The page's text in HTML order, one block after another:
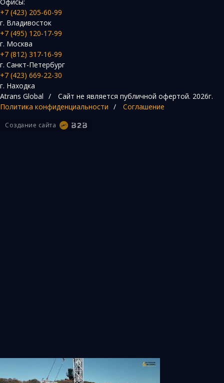
+7 (423) 205-60-99
г. Владивосток
+7 (495) 120-17-99
г. Москва
+7 (812) 317-16-99
г. Санкт-Петербург
+7 (423) 669-22-30
г. Находка
Atrans Global / Сайт не является публичной офертой. 2026г.
Политика конфиденциальности / Соглашение
Создание сайта